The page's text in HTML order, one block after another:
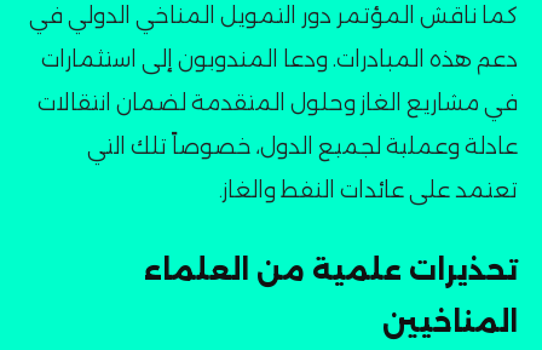
كما ناقش المؤتمر دور التمويل المناخي الدولي في
دعم هذه المبادرات. ودعا المندوبون إلى استثمارات
في مشاريع الغاز وحلول المتقدمة لضمان انتقالات
عادلة وعملية لجميع الدول، خصوصاً تلك التي
تعتمد على عائدات النفط والغاز۔
تحذيرات علمية من العلماء
المناخيين